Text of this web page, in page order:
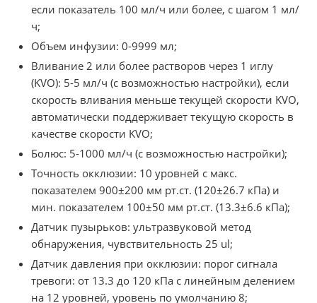
если показатель 100 мл/ч или более, с шагом 1 мл/
ч;
Объем инфузии: 0-9999 мл;
Вливание 2 или более растворов через 1 иглу
(KVO): 5-5 мл/ч (с возможностью настройки), если
скорость вливания меньше текущей скорости KVO,
автоматически поддерживает текущую скорость в
качестве скорости KVO;
Болюс: 5-1000 мл/ч (с возможностью настройки);
Точность окклюзии: 10 уровней с макс.
показателем 900±200 мм рт.ст. (120±26.7 кПа) и
мин. показателем 100±50 мм рт.ст. (13.3±6.6 кПа);
Датчик пузырьков: ультразвуковой метод
обнаружения, чувствительность 25 ul;
Датчик давления при окклюзии: порог сигнала
тревоги: от 13.3 до 120 кПа с линейным делением
на 12 уровней, уровень по умолчанию 8;